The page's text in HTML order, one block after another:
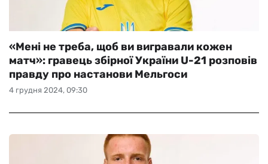
4 грудня 2024, 09:30
«Мені не треба, щоб ви вигравали кожен
матч»: гравець збірної України U-21 розповів
правду про настанови Мельгоси